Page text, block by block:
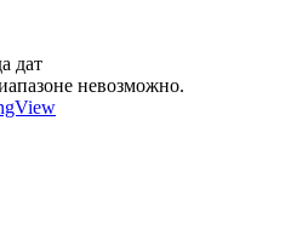
дат
невозможно.